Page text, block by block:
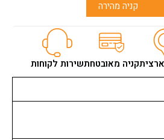
קניה מהירה
קניה מאובטחתשירות לקוחות